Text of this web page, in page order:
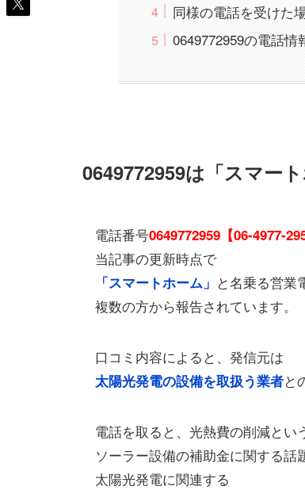
同様の電話を受けた
0649772959の電話
0649772959は「スマー
電話番号0649772959【06-4977-
当記事の更新時点で
「スマートホーム」 と名乗る営業
複数の方から報告されています。
口コミ内容によると、発信元は
太陽光発電の設備を取扱う業者と
電話を取ると、光熱費の削減とい
ソーラー設備の補助金に関する話
太陽光発電に関連する